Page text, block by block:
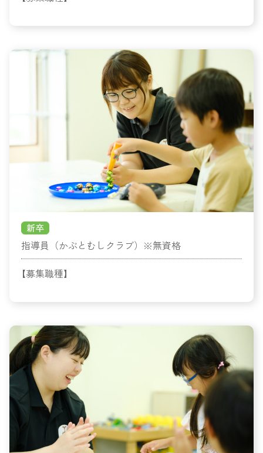
新卒
指導員（かぶとむしクラブ）※無資格
【募集職種】